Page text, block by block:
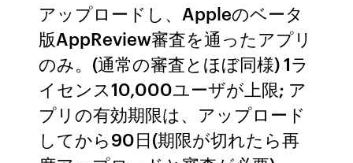
アップロードし、Appleのベータ
版AppReview審査を通ったアプリ
のみ。(通常の審査とほぼ同様) 1ラ
イセンス10,000ユーザが上限; ア
プリの有効期限は、アップロード
してから90日(期限が切れたら再